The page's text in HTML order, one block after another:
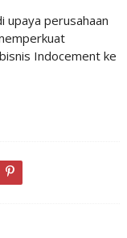
upaya perusahaan
Indocement ke